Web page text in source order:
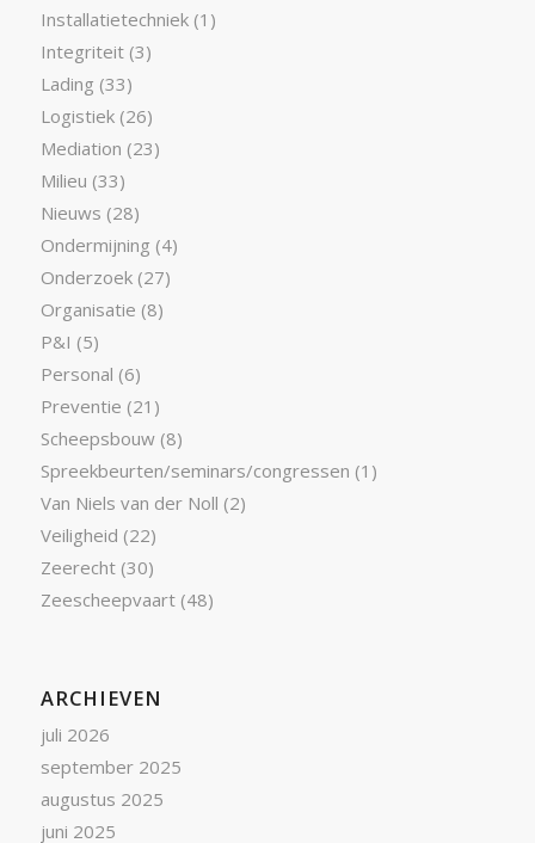
Installatietechniek(1)
Integriteit(3)
Lading (33)
Logistiek(26)
Mediation (23)
Milieu (33)
Nieuws (28)
Ondermijning (4)
Onderzoek(27)
Organisatie (8)
P&I (5)
Personal (6)
Preventie (21)
Scheepsbouw(8)
Spreekbeurten/seminars/congressen (1)
Van Niels van der Noll (2)
Veiligheid (22)
Zeerecht(30)
Zeescheepvaart(48)
ARCHIEVEN
juli 2026
september 2025
augustus 2025
juni 2025